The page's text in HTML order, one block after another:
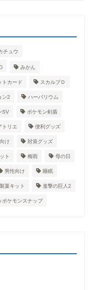
チュウ
みかん
トカード スカルプＤ
ン2 ハーバリウム
SV ポケモン剣盾
トリエ 便利グッズ
け 対策グッズ
ト 梅雨 母の日
男性向け 睡眠
製菓キット 進撃の巨人2
ポケモンスナップ